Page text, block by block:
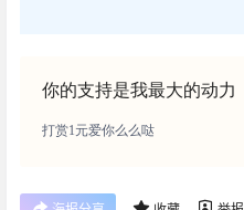
你的支持是我最大的动力
打赏1元爱你么么哒